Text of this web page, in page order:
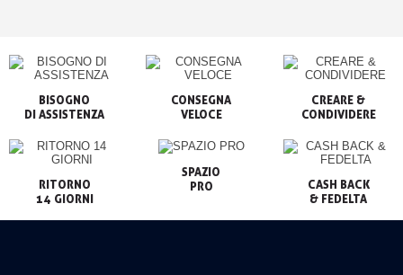
BISOGNO
CONSEGNA
VELOCE
CREARE &
CONDIVIDERE
RITORNO
14 GIORNI
SPAZIO
PRO
CASH BACK
& FEDELTA